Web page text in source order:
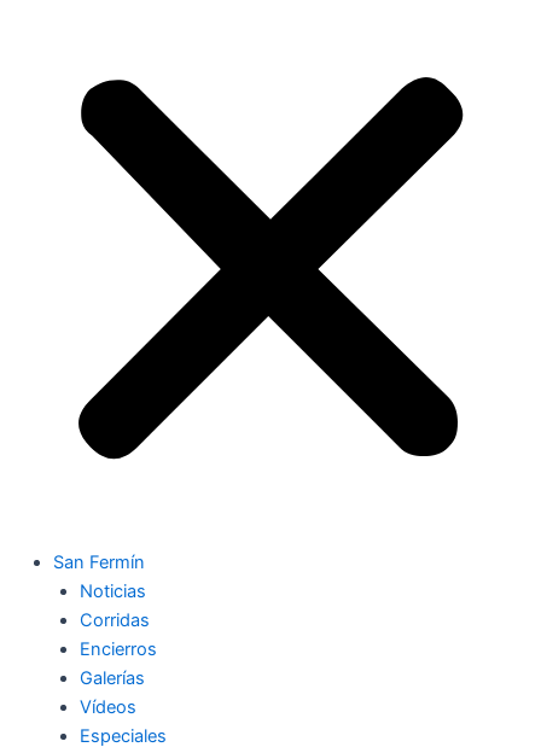
San Fermín
Noticias
Corridas
Encierros
Galerías
Vídeos
Especiales